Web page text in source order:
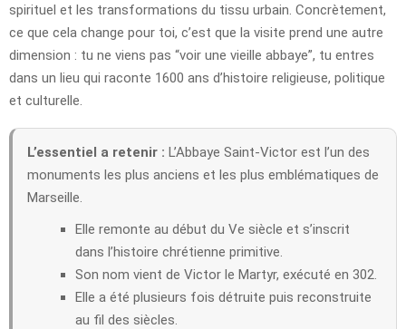
spirituel et les transformations du tissu urbain. Concrètement,
ce que cela change pour toi, c’est que la visite prend une autre
dimension : tu ne viens pas “voir une vieille abbaye”, tu entres
dans un lieu qui raconte 1600 ans d’histoire religieuse, politique
et culturelle.
L’essentiel a retenir : L’Abbaye Saint-Victor est l’un des
monuments les plus anciens et les plus emblématiques de
Marseille.
Elle remonte au début du Ve siècle et s’inscrit
dans l’histoire chrétienne primitive.
Son nom vient de Victor le Martyr, exécuté en 302.
Elle a été plusieurs fois détruite puis reconstruite
au fil des siècles.